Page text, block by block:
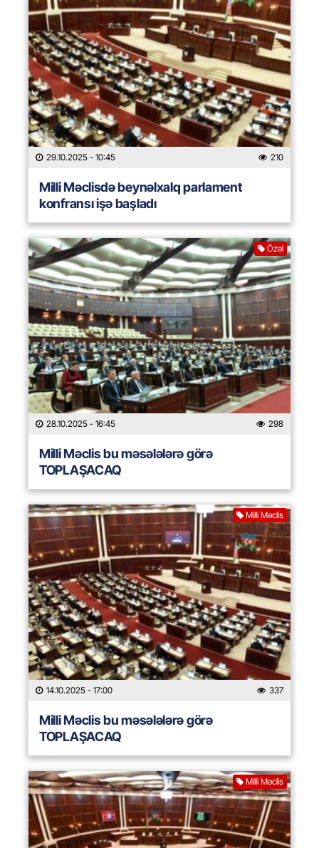
29.10.2025 - 10:45 210
Milli Məclisdə beynəlxalq parlament
konfransı işə başladı
Özəl
28.10.2025 - 16:45 298
Milli Məclis bu məsələlərə görə
TOPLAŞACAQ
Milli Məclis
14.10.2025 - 17:00 337
Milli Məclis bu məsələlərə görə
TOPLAŞACAQ
Milli Məclis